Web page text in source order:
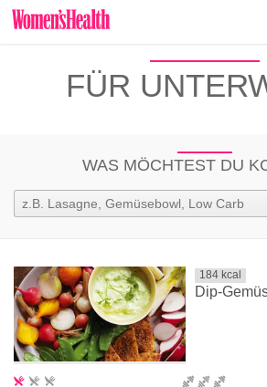
ABNEHMEN MUSKELAUFBAU
FÜR
WAS MÖCHTEST DU
184 kcal
Dip-